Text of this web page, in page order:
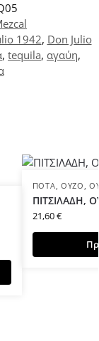
1942, Don Julio
, tequila, αγαύη,
ΠΟΤΆ, ΟΎΖΟ ,
ΠΙΤΣΙΛΑΔΗ,
21,60€